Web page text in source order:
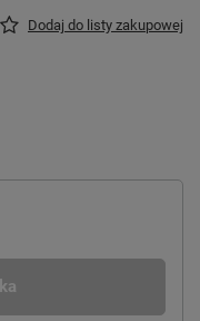
Dodaj do listy zakupowej